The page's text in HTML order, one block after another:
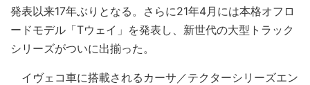
発表以来17年ぶりとなる。さらに21年4月には本格オフロ
ードモデル「Tウェイ」を発表し、新世代の大型トラック
シリーズがついに出揃った。
イヴェコ車に搭載されるカーサ／テクターシリーズエン